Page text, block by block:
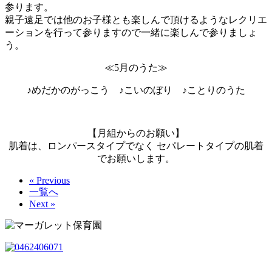
参ります。
親子遠足では他のお子様とも楽しんで頂けるようなレクリエ
ーションを行って参りますので一緒に楽しんで参りましょ
う。
≪5月のうた≫
♪めだかのがっこう ♪こいのぼり ♪ことりのうた
【月組からのお願い】
肌着は、ロンパースタイプでなく セパレートタイプの肌着
でお願いします。
« Previous
一覧へ
Next »